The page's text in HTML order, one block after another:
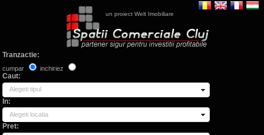
un proiect Welt Imobiliare
Tranzactie:
cumpar inchiriez
Caut:
Alegeti tipul
In:
Alegeti locatia
Pret: